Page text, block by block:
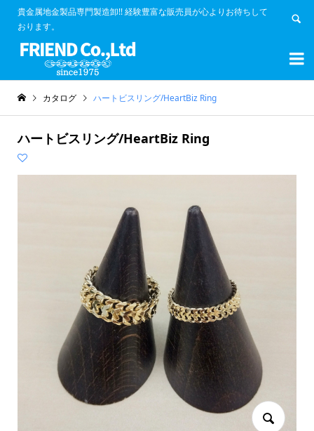
貴金属地金製品専門製造卸!! 経験豊富な販売員が心よりお待ちして
おります。


カタログ ハートビスリング/HeartBiz Ring
ハートビスリング/HeartBiz Ring